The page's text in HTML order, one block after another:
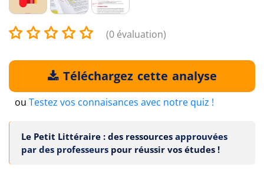
(0 évaluation)
Téléchargez cette analyse
ou Testez vos connaisances avec notre quiz !
Le Petit Littéraire : des ressources approuvées
par des professeurs pour réussir vos études !